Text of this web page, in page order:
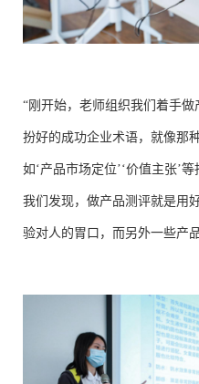
“刚开始，老师组织我们着手
扮好的成功企业术语，就像那
如‘产品市场定位’‘价值主张’
我们发现，做产品测评就是用
验对人的胃口，而另外一些产